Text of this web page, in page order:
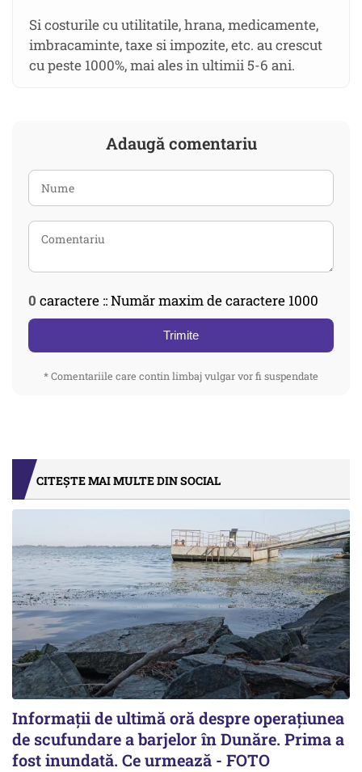
Si costurile cu utilitatile, hrana, medicamente,
imbracaminte, taxe si impozite, etc. au crescut
cu peste 1000%, mai ales in ultimii 5-6 ani.
Adaugă comentariu
0 caractere :: Număr maxim de caractere 1000
Trimite
* Comentariile care contin limbaj vulgar vor fi suspendate
CITEȘTE MAI MULTE DIN SOCIAL
Informații de ultimă oră despre operațiunea
de scufundare a barjelor în Dunăre. Prima a
fost inundată. Ce urmează - FOTO